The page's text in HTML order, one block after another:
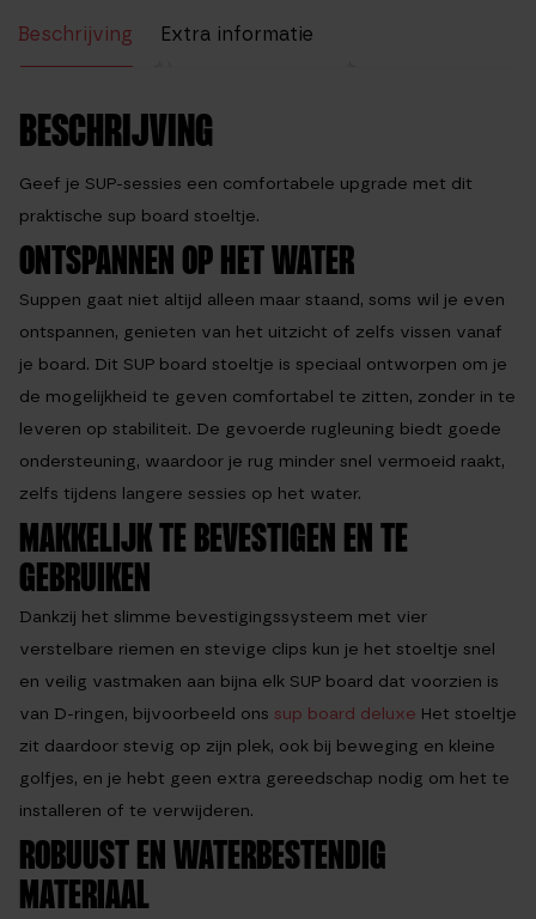
Beschrijving
Extra informatie
BESCHRIJVING
Geef je SUP-sessies een comfortabele upgrade met dit
praktische sup board stoeltje.
ONTSPANNEN OP HET WATER
Suppen gaat niet altijd alleen maar staand, soms wil je even
ontspannen, genieten van het uitzicht of zelfs vissen vanaf
je board. Dit SUP board stoeltje is speciaal ontworpen om je
de mogelijkheid te geven comfortabel te zitten, zonder in te
leveren op stabiliteit. De gevoerde rugleuning biedt goede
ondersteuning, waardoor je rug minder snel vermoeid raakt,
zelfs tijdens langere sessies op het water.
MAKKELIJK TE BEVESTIGEN EN TE
GEBRUIKEN
Dankzij het slimme bevestigingssysteem met vier
verstelbare riemen en stevige clips kun je het stoeltje snel
en veilig vastmaken aan bijna elk SUP board dat voorzien is
van D-ringen, bijvoorbeeld ons sup board deluxe Het stoeltje
zit daardoor stevig op zijn plek, ook bij beweging en kleine
golfjes, en je hebt geen extra gereedschap nodig om het te
installeren of te verwijderen.
ROBUUST EN WATERBESTENDIG
MATERIAAL